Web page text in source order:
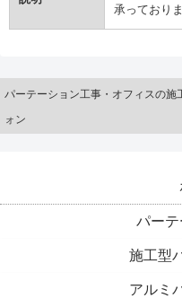
承っておりま
パーテーション工事・オフィスの施
ォン
パー
施工型
アルミ